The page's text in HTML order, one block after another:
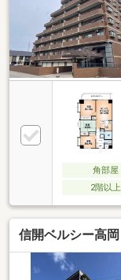
角部屋
2階以上
信開ベルシー高岡